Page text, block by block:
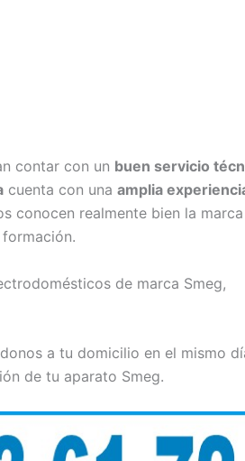
contar con un buen servicio
cuenta con una amplia
conocen realmente bien la
de marca Smeg,
a tu domicilio en el mismo
de tu aparato Smeg.